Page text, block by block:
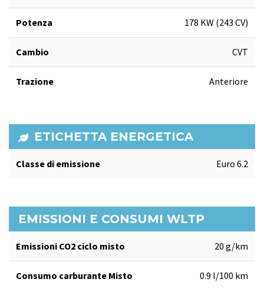
Potenza 178 KW (243 CV)
Cambio CVT
Trazione Anteriore
ETICHETTA ENERGETICA
Classe di emissione Euro 6.2
EMISSIONI E CONSUMI WLTP
Emissioni CO2 ciclo misto 20 g/km
Consumo carburante Misto 0.9 l/100 km